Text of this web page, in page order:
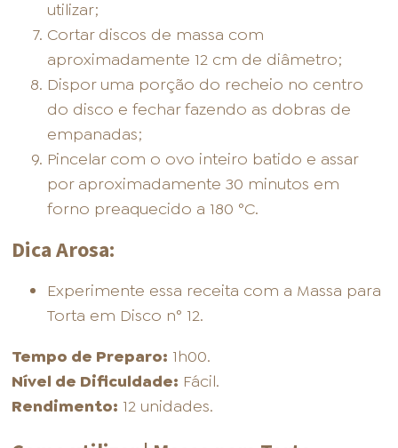
utilizar;
Cortar discos de massa com
aproximadamente 12 cm de diâmetro;
Dispor uma porção do recheio no centro
do disco e fechar fazendo as dobras de
empanadas;
Pincelar com o ovo inteiro batido e assar
por aproximadamente 30 minutos em
forno preaquecido a 180 °C.
Dica Arosa:
Experimente essa receita com a Massa para
Torta em Disco n° 12.
Tempo de Preparo: 1h00.
Nível de Dificuldade: Fácil.
Rendimento: 12 unidades.